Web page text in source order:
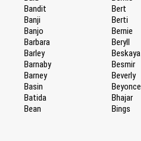
Bandit
Banji
Banjo
Barbara
Barley
Barnaby
Barney
Basin
Batida
Bean
Bert
Berti
Bernie
Beryll
Beskaya
Besmir
Beverly
Beyonce
Bhajar
Bings